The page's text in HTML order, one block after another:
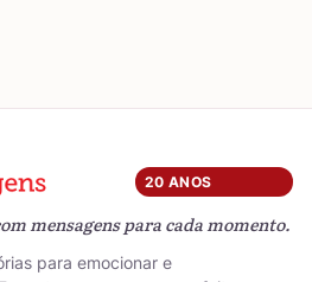
20 ANOS
mensagens para cada momento.
para emocionar e